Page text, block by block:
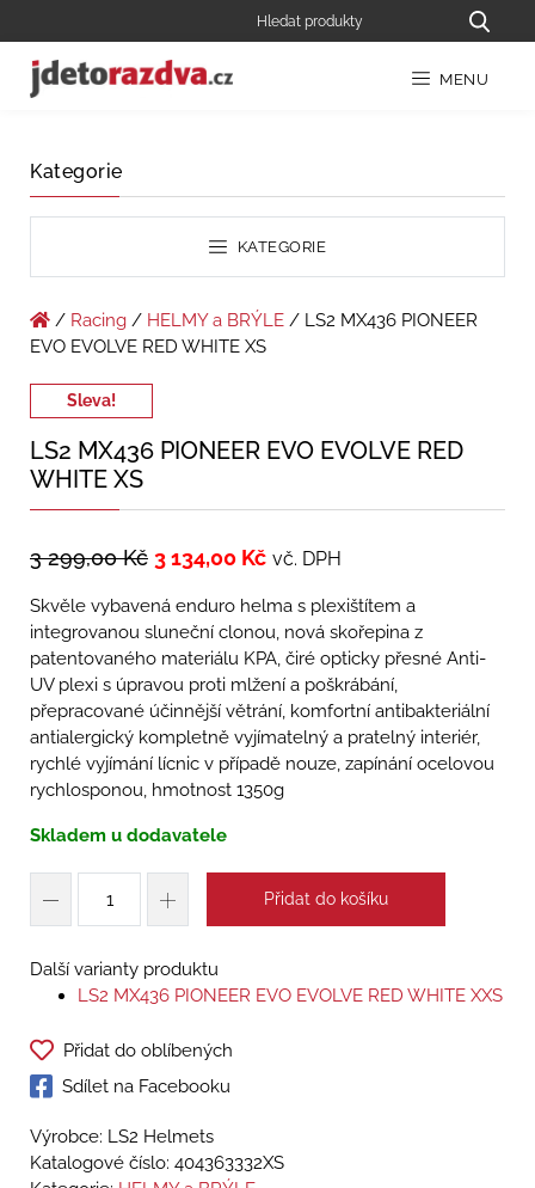
MENU
Kategorie
KATEGORIE
/ Racing / HELMY a BRÝLE / LS2 MX436 PIONEER
EVO EVOLVE RED WHITE XS
Sleva!
LS2 MX436 PIONEER EVO EVOLVE RED
WHITE XS
3 299,00Kč 3 134,00 Kč vč. DPH
Skvěle vybavená enduro helma s plexištítem a
integrovanou sluneční clonou, nová skořepina z
patentovaného materiálu KPA, čiré opticky přesné Anti-
UV plexi s úpravou proti mlžení a poškrábání,
přepracované účinnější větrání, komfortní antibakteriální
antialergický kompletně vyjímatelný a pratelný interiér,
rychlé vyjímání lícnic v případě nouze, zapínání ocelovou
rychlosponou, hmotnost 1350g
Skladem u dodavatele
Přidat do košíku
Další varianty produktu
LS2 MX436 PIONEER EVO EVOLVE RED WHITE XXS
Přidat do oblíbených
Sdílet na Facebooku
Výrobce: LS2 Helmets
Katalogové číslo: 404363332XS